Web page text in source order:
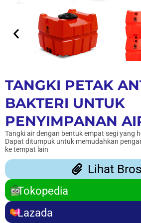
TANGKI PETAK
BAKTERI UNTUK
PENYIMPANAN
Tangki air dengan bentuk empat segi yang
Dapat ditumpuk untuk memudahkan
ke tempat lain
Lihat
Tokopedia
Lazada